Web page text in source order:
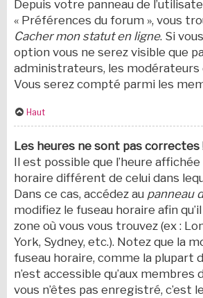
Depuis votre panneau de
« Préférences du forum », vous
Cacher mon statut en ligne. Si
option vous ne serez visible que
administrateurs, les modérateurs
Vous serez compté parmi les
Haut
Les heures ne sont pas correctes
Il est possible que l’heure
horaire différent de celui dans
Dans ce cas, accédez au panneau
modifiez le fuseau horaire afin
zone où vous vous trouvez (ex :
York, Sydney, etc.). Notez que la
fuseau horaire, comme la plupart
n’est accessible qu’aux membres
vous n’êtes pas enregistré, c’est